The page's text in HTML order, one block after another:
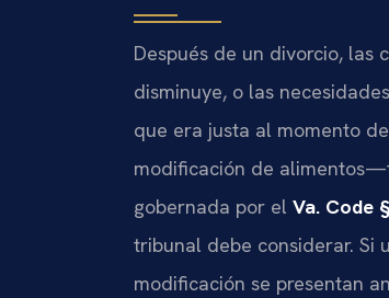
Después de un divorcio, las
disminuye, o las
que era justa al momento
modificación de
gobernada por el Va. Code
tribunal debe considerar. Si
modificación se presentan